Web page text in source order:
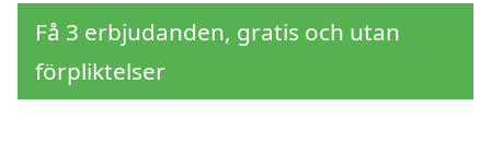
Få 3 erbjudanden, gratis och utan
förpliktelser